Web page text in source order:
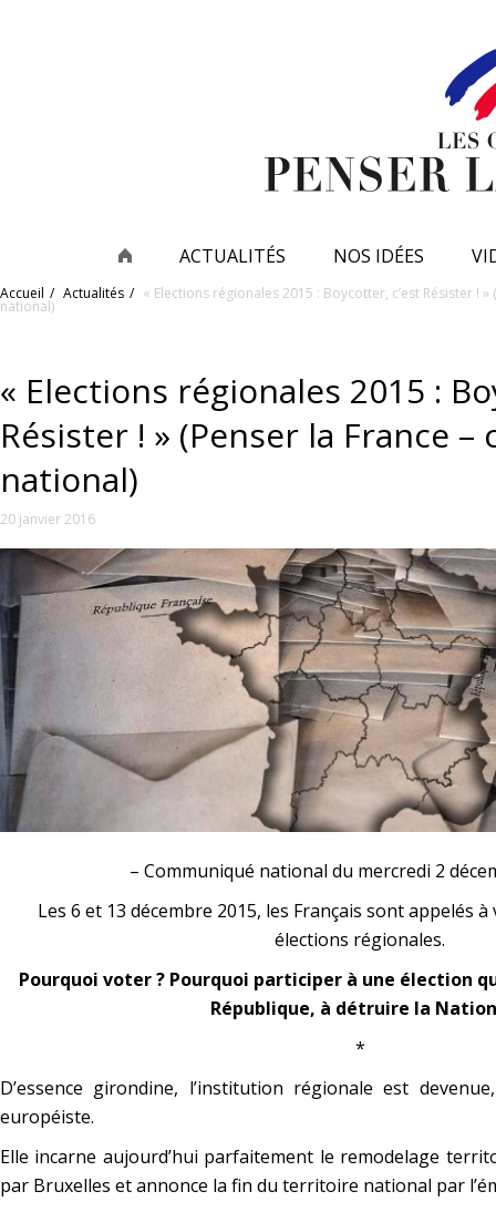
ACTUALITÉS NOS IDÉES
Accueil Actualités « Elections régionales 2015 : Boycotter, c’est Résister !
national)
« Elections régionales 2015 :
Résister ! » (Penser la France
national)
20 janvier 2016
– Communiqué national du mercredi 2
Les 6 et 13 décembre 2015, les Français sont appelés
élections régionales.
Pourquoi voter ? Pourquoi participer à une élection
République, à détruire la
*
D’essence girondine, l’institution régionale est
européiste.
Elle incarne aujourd’hui parfaitement le remodelage
par Bruxelles et annonce la fin du territoire national par